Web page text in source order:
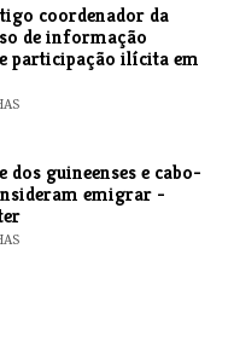
coordenador da
de informação
participação ilícita em
dos guineenses e cabo-
emigrar -